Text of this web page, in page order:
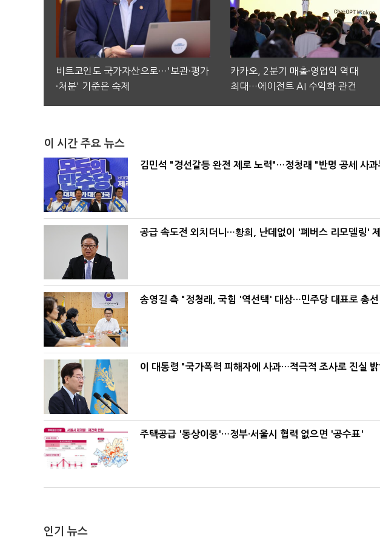
비트코인도 국가자산으로…'보관·평가
·처분' 기준은 숙제
카카오, 2분기 매출·영업익 역대
최대…에이전트 AI 수익화 관건
이 시간 주요 뉴스
김민석 "경선갈등 완전 제로 노력"…정청래 "반명 공세 사과
공급 속도전 외치더니…황희, 난데없이 '폐버스 리모델링'
송영길 측 "정청래, 국힘 '역선택' 대상…민주당 대표로 총선
이 대통령 "국가폭력 피해자에 사과…적극적 조사로 진실
주택공급 '동상이몽'…정부·서울시 협력 없으면 '공수표'
인기 뉴스